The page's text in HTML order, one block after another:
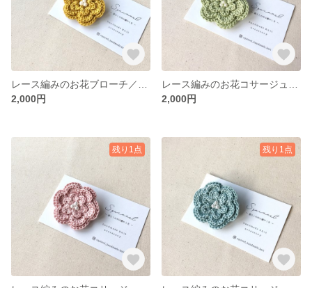
2,000円
2,000円
残り1点 残り1点